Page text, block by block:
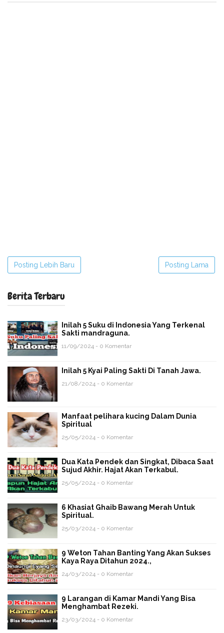
Posting Lebih Baru Posting Lama
Berita Terbaru
Inilah 5 Suku di Indonesia Yang Terkenal
Sakti mandraguna.
11/09/2024 - 0 Komentar
Inilah 5 Kyai Paling Sakti Di Tanah Jawa.
21/08/2024 - 0 Komentar
Manfaat pelihara kucing Dalam Dunia
Spiritual
25/05/2024 - 0 Komentar
Dua Kata Pendek dan Singkat, Dibaca Saat
Sujud Akhir. Hajat Akan Terkabul.
25/05/2024 - 0 Komentar
6 Khasiat Ghaib Bawang Merah Untuk
Spiritual.
25/03/2024 - 0 Komentar
9 Weton Tahan Banting Yang Akan Sukses
Kaya Raya Ditahun 2024.,
24/03/2024 - 0 Komentar
9 Larangan di Kamar Mandi Yang Bisa
Menghambat Rezeki.
23/03/2024 - 0 Komentar